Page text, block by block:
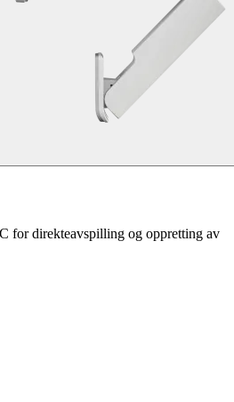
for direkteavspilling og oppretting av